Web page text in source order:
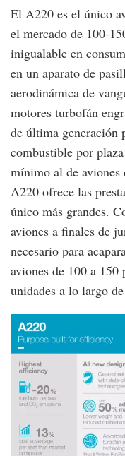
El A220 es el único
el mercado de 100-
inigualable en
en un aparato de
aerodinámica de
motores turbofán
de última generación
combustible por
mínimo al de aviones
A220 ofrece las
único más grandes.
aviones a finales de
necesario para
aviones de 100 a 150
unidades a lo largo